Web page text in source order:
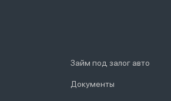
Займ под залог авто
Документы